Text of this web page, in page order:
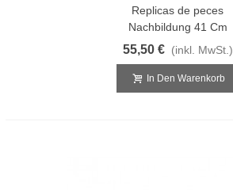
Replicas de peces
Nachbildung 41 Cm
55,50 € (inkl. MwSt.)
In Den Warenkorb